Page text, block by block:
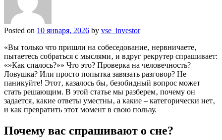
Posted on 10 января, 2026 by vse_investor
«Вы только что пришли на собеседование‚ нервничаете‚
пытаетесь собраться с мыслями‚ и вдруг рекрутер спрашивает:
«»Как спалось?»» Что это? Проверка на человечность?
Ловушка? Или просто попытка завязать разговор? Не
паникуйте! Этот‚ казалось бы‚ безобидный вопрос может
стать решающим. В этой статье мы разберем‚ почему он
задается‚ какие ответы уместны‚ а какие – категорически нет‚
и как превратить этот момент в свою пользу.
Почему вас спрашивают о сне?